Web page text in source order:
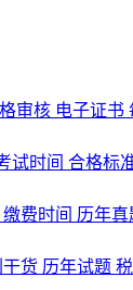
审核 电子证书
试时间 合格标
缴费时间 历年真
货 历年试题